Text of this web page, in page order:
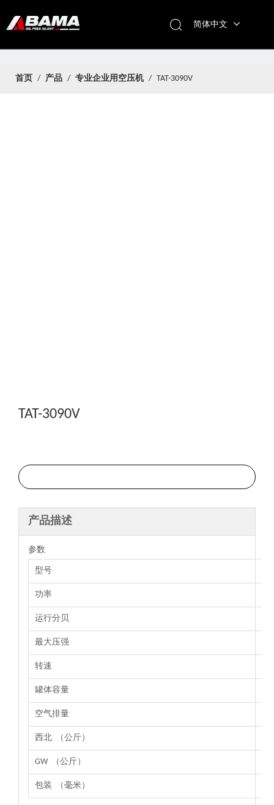
简体中文
首页 / 产品 / 专业企业用空压机 / TAT-3090V
TAT-3090V
产品描述
参数
型号
功率
运行分贝
最大压强
转速
罐体容量
空气排量
西北 （公斤）
GW （公斤）
包装 （毫米）